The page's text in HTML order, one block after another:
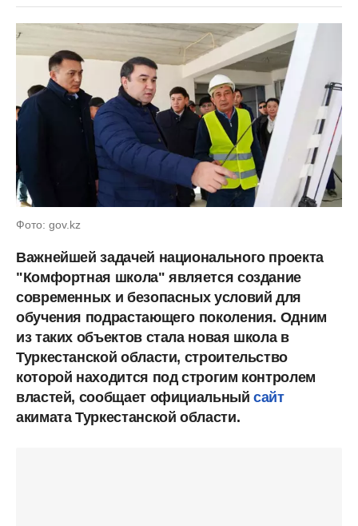
Фото: gov.kz
Важнейшей задачей национального проекта
"Комфортная школа" является создание
современных и безопасных условий для
обучения подрастающего поколения. Одним
из таких объектов стала новая школа в
Туркестанской области, строительство
которой находится под строгим контролем
властей, сообщает официальныйсайт
акимата Туркестанской области.